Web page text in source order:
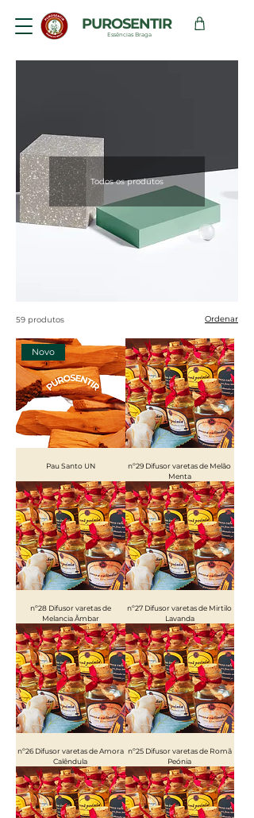
PUROSENTIR
Essências Braga
Todos os produtos
59 produtos Ordenar
Novo
Pau Santo UN
nº29 Difusor varetas de Melão
Menta
nº28 Difusor varetas de
Melancia Âmbar
nº27 Difusor varetas de Mirtilo
Lavanda
nº26 Difusor varetas de Amora
Calêndula
nº25 Difusor varetas de Romã
Peónia